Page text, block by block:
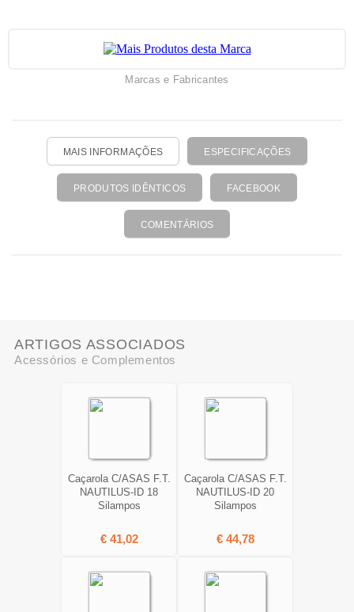
Marcas e Fabricantes
MAIS INFORMAÇÕES ESPECIFICAÇÕES
PRODUTOS IDÊNTICOS FACEBOOK
COMENTÁRIOS
ARTIGOS ASSOCIADOS
Acessórios e Complementos
Caçarola C/ASAS F.T.
NAUTILUS-ID 18
Silampos
€ 41,02
Caçarola C/ASAS F.T.
NAUTILUS-ID 20
Silampos
€ 44,78